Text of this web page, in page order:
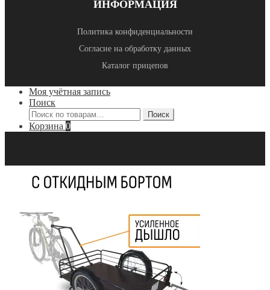
ИНФОРМАЦИЯ
Политика конфиденциальности
Согласие на обработку данных
Каталог прицепов
Моя учётная запись
Поиск
Искать:
Поиск
Корзина 0